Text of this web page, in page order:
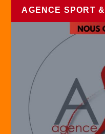
AGENCE SPORT